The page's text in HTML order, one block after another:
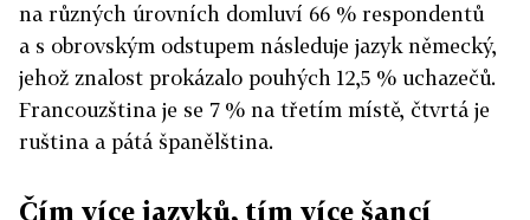
na různých úrovních domluví 66 % respondentů
a s obrovským odstupem následuje jazyk německý,
jehož znalost prokázalo pouhých 12,5 % uchazečů.
Francouzština je se 7 % na třetím místě, čtvrtá je
ruština a pátá španělština.
Čím více jazyků, tím více šancí